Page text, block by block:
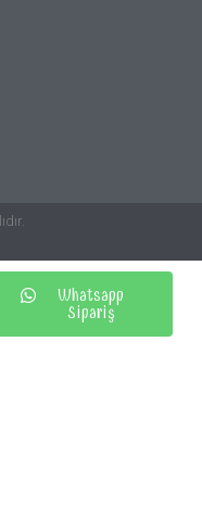
Whatsapp
Sipariş